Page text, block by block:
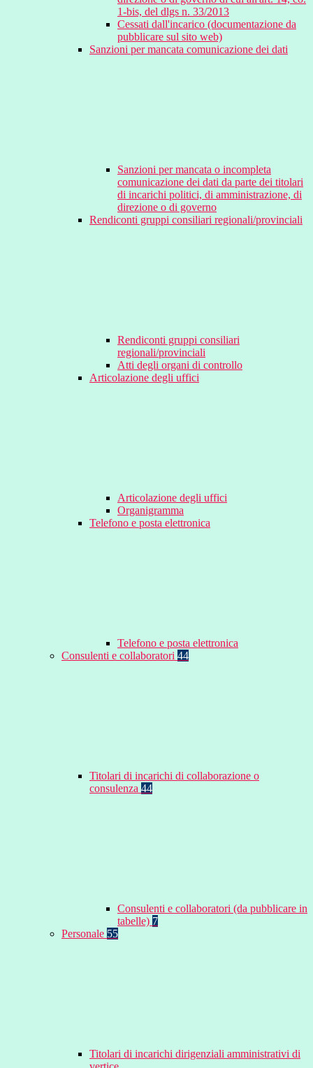
1-bis, del dlgs n. 33/2013
Cessati dall'incarico (documentazione da
pubblicare sul sito web)
Sanzioni per mancata comunicazione dei dati
Sanzioni per mancata o incompleta
comunicazione dei dati da parte dei titolari
di incarichi politici, di amministrazione, di
direzione o di governo
Rendiconti gruppi consiliari regionali/provinciali
Rendiconti gruppi consiliari
regionali/provinciali
Atti degli organi di controllo
Articolazione degli uffici
Articolazione degli uffici
Organigramma
Telefono e posta elettronica
Telefono e posta elettronica
Consulenti e collaboratori 44
Titolari di incarichi di collaborazione o
consulenza 44
Consulenti e collaboratori (da pubblicare in
tabelle) 7
Personale 55
Titolari di incarichi dirigenziali amministrativi di